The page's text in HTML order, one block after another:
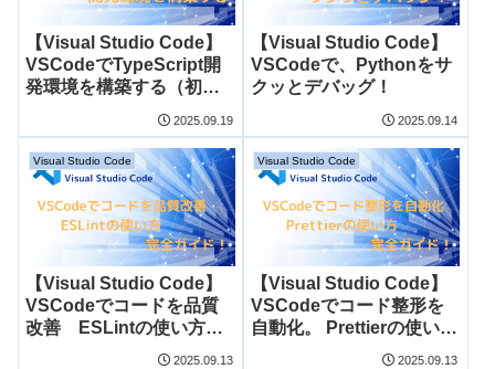
【Visual Studio Code】
VSCodeでTypeScript開
発環境を構築する（初心
2025.09.19
【Visual Studio Code】
VSCodeで、Pythonをサ
クッとデバッグ！
2025.09.14
Visual Studio Code
【Visual Studio Code】
VSCodeでコードを品質
改善 ESLintの使い方完
2025.09.13
Visual Studio Code
【Visual Studio Code】
VSCodeでコード整形を
自動化。 Prettierの使い方
2025.09.13